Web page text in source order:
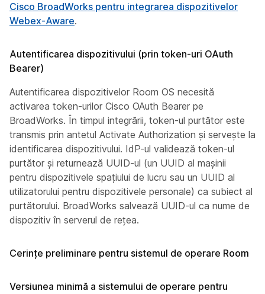
Cisco BroadWorks pentru integrarea dispozitivelor
Webex-Aware.
Autentificarea dispozitivului (prin token-uri OAuth
Bearer)
Autentificarea dispozitivelor Room OS necesită
activarea token-urilor Cisco OAuth Bearer pe
BroadWorks. În timpul integrării, token-ul purtător este
transmis prin antetul Activate Authorization și servește la
identificarea dispozitivului. IdP-ul validează token-ul
purtător și returnează UUID-ul (un UUID al mașinii
pentru dispozitivele spațiului de lucru sau un UUID al
utilizatorului pentru dispozitivele personale) ca subiect al
purtătorului. BroadWorks salvează UUID-ul ca nume de
dispozitiv în serverul de rețea.
Cerințe preliminare pentru sistemul de operare Room
Versiunea minimă a sistemului de operare pentru